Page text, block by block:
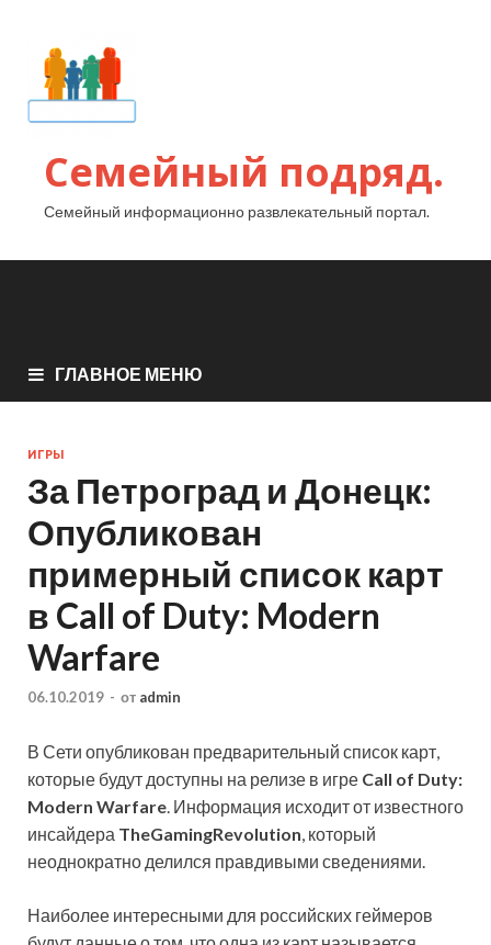
Семейный подряд.
Семейный информационно развлекательный портал.
ГЛАВНОЕ МЕНЮ
ИГРЫ
За Петроград и Донецк:
Опубликован
примерный список карт
в Call of Duty: Modern
Warfare
06.10.2019 - от admin
В Сети опубликован предварительный список карт,
которые будут доступны на релизе в игре Call of Duty:
Modern Warfare. Информация исходит от известного
инсайдера TheGamingRevolution, который
неоднократно делился правдивыми сведениями.
Наиболее интересными для российских геймеров